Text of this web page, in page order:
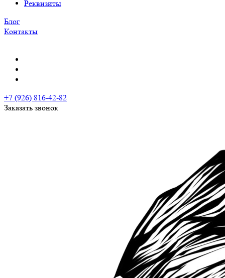
Реквизиты
Блог
Контакты
+7 (926) 816-42-82
Заказать звонок